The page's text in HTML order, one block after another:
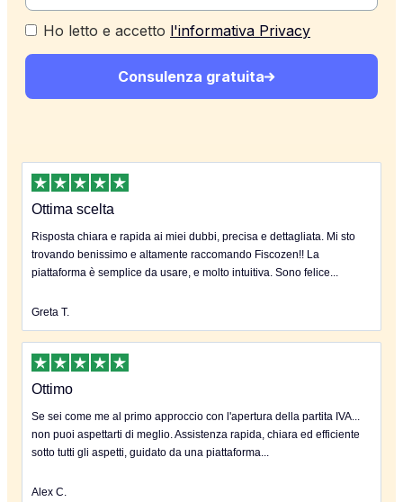
Ho letto e accetto l'informativa Privacy
Consulenza gratuita
Ottima scelta
Risposta chiara e rapida ai miei dubbi, precisa e dettagliata. Mi sto
trovando benissimo e altamente raccomando Fiscozen!! La
piattaforma è semplice da usare, e molto intuitiva. Sono felice...
Greta T.
Ottimo
Se sei come me al primo approccio con l'apertura della partita IVA...
non puoi aspettarti di meglio. Assistenza rapida, chiara ed efficiente
sotto tutti gli aspetti, guidato da una piattaforma...
Alex C.